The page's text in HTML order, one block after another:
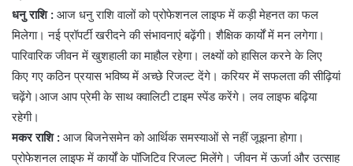
धनु राशि : आज धनु राशि वालों को प्रोफेशनल लाइफ में कड़ी मेहनत का फल
मिलेगा। नई प्रॉपर्टी खरीदने की संभावनाएं बढ़ेंगी। शैक्षिक कार्यों में मन लगेगा।
पारिवारिक जीवन में खुशहाली का माहौल रहेगा। लक्ष्यों को हासिल करने के लिए
किए गए कठिन प्रयास भविष्य में अच्छे रिजल्ट देंगे। करियर में सफलता की सीढ़ियां
चढ़ेंगे।आज आप प्रेमी के साथ क्वालिटी टाइम स्पेंड करेंगे। लव लाइफ बढ़िया
रहेगी।
मकर राशि : आज बिजनेसमेन को आर्थिक समस्याओं से नहीं जूझना होगा।
प्रोफेशनल लाइफ में कार्यों के पॉजिटिव रिजल्ट मिलेंगे। जीवन में ऊर्जा और उत्साह